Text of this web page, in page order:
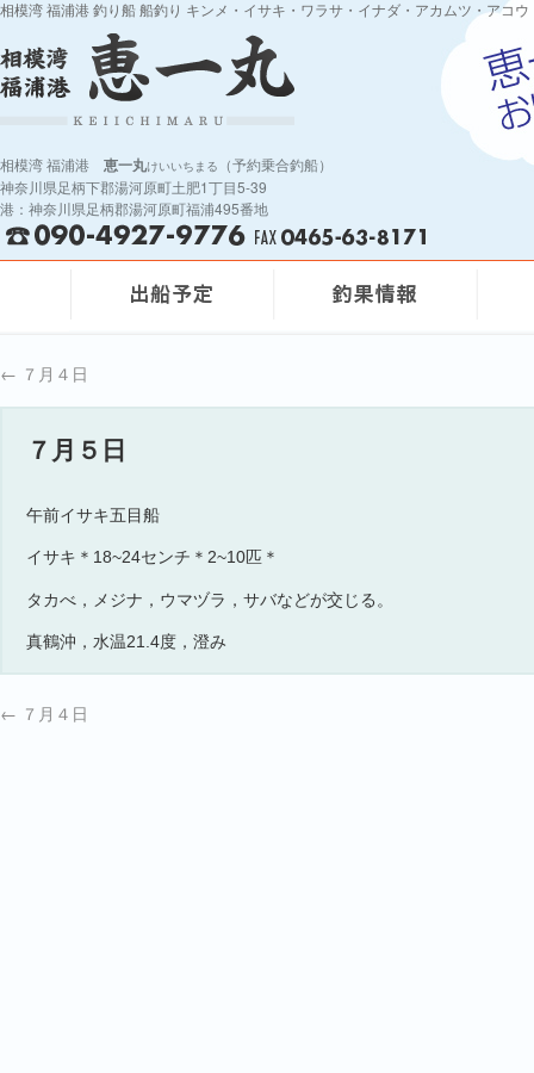
相模湾 福浦港 釣り船 船釣り キンメ・イサキ・ワラサ・イナダ・アカムツ・アコ
相模湾 福浦港 恵一丸けいいちまる
（予約乗合釣船）
神奈川県足柄下郡湯河原町土肥1丁目5-39
港：神奈川県足柄郡湯河原町福浦495番地
← ７月４日
７月５日
午前イサキ五目船
イサキ＊18~24センチ＊2~10匹＊
タカべ，メジナ，ウマヅラ，サバなどが交じる。
真鶴沖，水温21.4度，澄み
← ７月４日